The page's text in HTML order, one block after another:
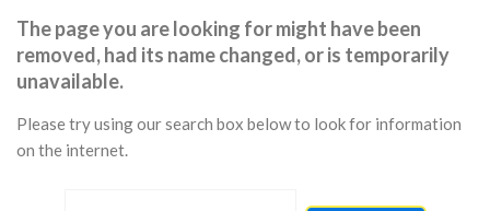
The page you are looking for might have been
removed, had its name changed, or is temporarily
unavailable.
Please try using our search box below to look for information
on the internet.